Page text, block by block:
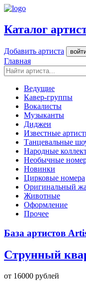
Каталог
Добавить артиста
Главная
Ведущие
Кавер-группы
Вокалисты
Музыканты
Диджеи
Известные
Танцевальные
Народные
Необычные
Новинки
Цирковые номера
Оригинальный
Животные
Оформление
Прочее
База артистов
Струнный
от 16000 рублей